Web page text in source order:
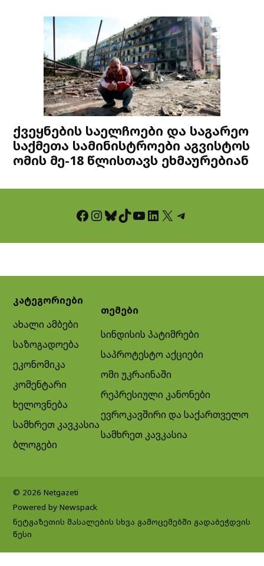
ქვეყნების საელჩოები და საგარეო
საქმეთა სამინისტროები აგვისტოს
ომის მე-18 წლისთავს ეხმაურებიან
Facebook InstagramBluesky TikTok YouTube LinkedIn X Telegram
კატეგორიები
ახალი ამბები
საზოგადოება
ეკონომიკა
კომენტარი
ხელოვნება
სამხრეთ კავკასია
ბლოგები
თემები
სინდისის პატიმრები
საპროტესტო აქციები
ომი უკრაინაში
რეპრესიული კანონები
ევროკავშირი და საქართველო
სამხრეთ კავკასია
© 2026 Netgazeti
Powered by Newspack
ნეტგაზეთის მასალების სხვა გამოცემებში გადაბეჭდვის
წესი